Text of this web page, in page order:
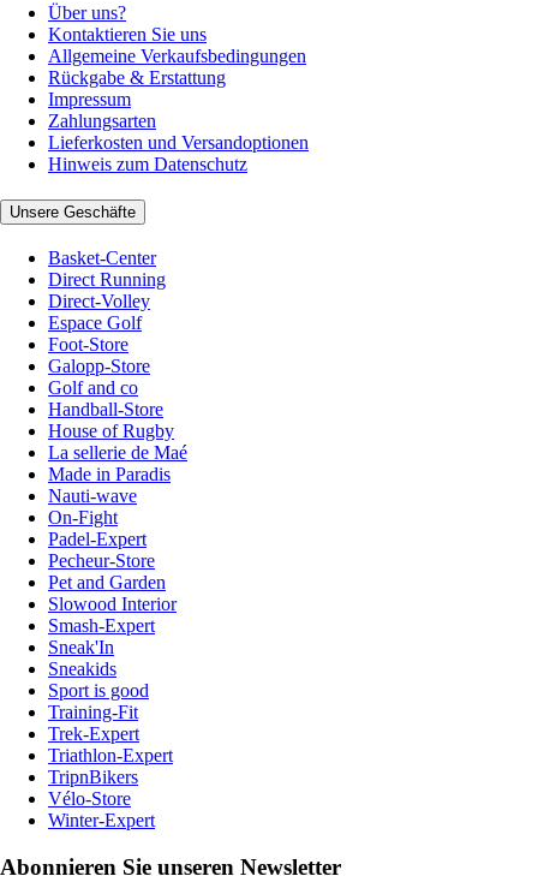
Über uns?
Kontaktieren Sie uns
Allgemeine Verkaufsbedingungen
Rückgabe & Erstattung
Impressum
Zahlungsarten
Lieferkosten und Versandoptionen
Hinweis zum Datenschutz
Unsere Geschäfte
Basket-Center
Direct Running
Direct-Volley
Espace Golf
Foot-Store
Galopp-Store
Golf and co
Handball-Store
House of Rugby
La sellerie de Maé
Made in Paradis
Nauti-wave
On-Fight
Padel-Expert
Pecheur-Store
Pet and Garden
Slowood Interior
Smash-Expert
Sneak'In
Sneakids
Sport is good
Training-Fit
Trek-Expert
Triathlon-Expert
TripnBikers
Vélo-Store
Winter-Expert
Abonnieren Sie unseren Newsletter